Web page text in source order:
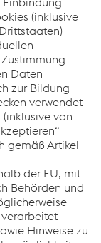
Praktika
group-IT
primär von
IT die